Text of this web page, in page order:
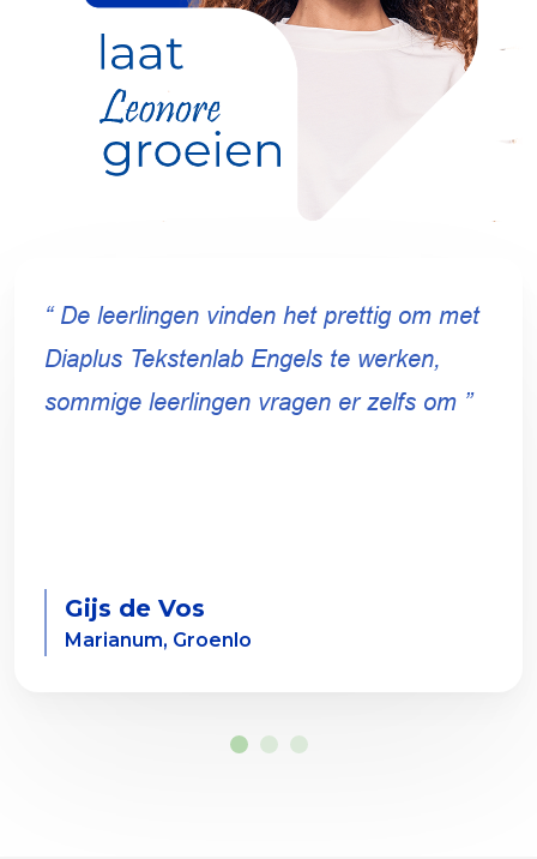
“ De leerlingen vinden het prettig om met
Diaplus Tekstenlab Engels te werken,
sommige leerlingen vragen er zelfs om ”
Gijs de Vos
Marianum, Groenlo